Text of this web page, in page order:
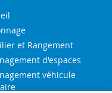
et Rangement
d'espaces
véhicule